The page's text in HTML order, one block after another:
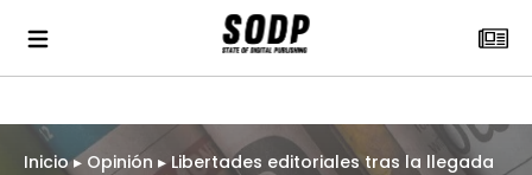
Inicio▸ Opinión ▸ Libertades editoriales tras la llegada